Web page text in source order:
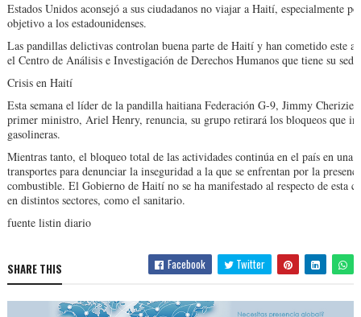
Estados Unidos aconsejó a sus ciudadanos no viajar a Haití, especialmente
objetivo a los estadounidenses.
Las pandillas delictivas controlan buena parte de Haití y han cometido este
el Centro de Análisis e Investigación de Derechos Humanos que tiene su
Crisis en Haití
Esta semana el líder de la pandilla haitiana Federación G-9, Jimmy Cherizier,
primer ministro, Ariel Henry, renuncia, su grupo retirará los bloqueos que
gasolineras.
Mientras tanto, el bloqueo total de las actividades continúa en el país en una
transportes para denunciar la inseguridad a la que se enfrentan por la
combustible. El Gobierno de Haití no se ha manifestado al respecto de esta
en distintos sectores, como el sanitario.
fuente listin diario
SHARE THIS Facebook Twitter